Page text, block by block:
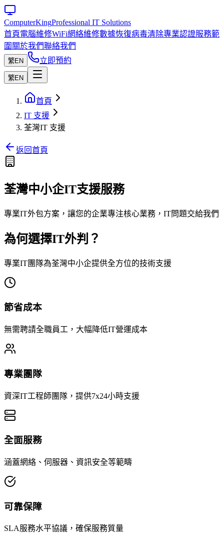
ComputerKingProfessional IT Solutions
首頁電腦維修WiFi網絡維修數據恢復病毒清除專業認證服務範
圍 關於我們聯絡我們
繁EN 立即預約
繁EN
首頁
IT 支援
荃灣IT 支援
返回首頁
荃灣中小企IT支援服務
專業IT外包方案，讓您的企業專注核心業務，IT問題交給我們
為何選擇IT外判？
專業IT團隊為荃灣中小企提供全方位的技術支援
節省成本
無需聘請全職員工，大幅降低IT營運成本
專業團隊
資深IT工程師團隊，提供7x24小時支援
全面服務
涵蓋網絡、伺服器、資訊安全等範疇
可靠保障
SLA服務水平協議，確保服務質量